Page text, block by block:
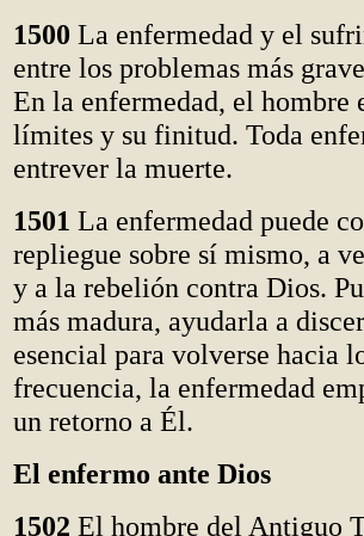
1500 La enfermedad y el
entre los problemas más
En la enfermedad, el hombre
límites y su finitud. Toda
entrever la muerte.
1501 La enfermedad puede
repliegue sobre sí mismo, a
y a la rebelión contra Dios.
más madura, ayudarla a
esencial para volverse hacia
frecuencia, la enfermedad
un retorno a Él.
El enfermo ante Dios
1502 El hombre del Antiguo